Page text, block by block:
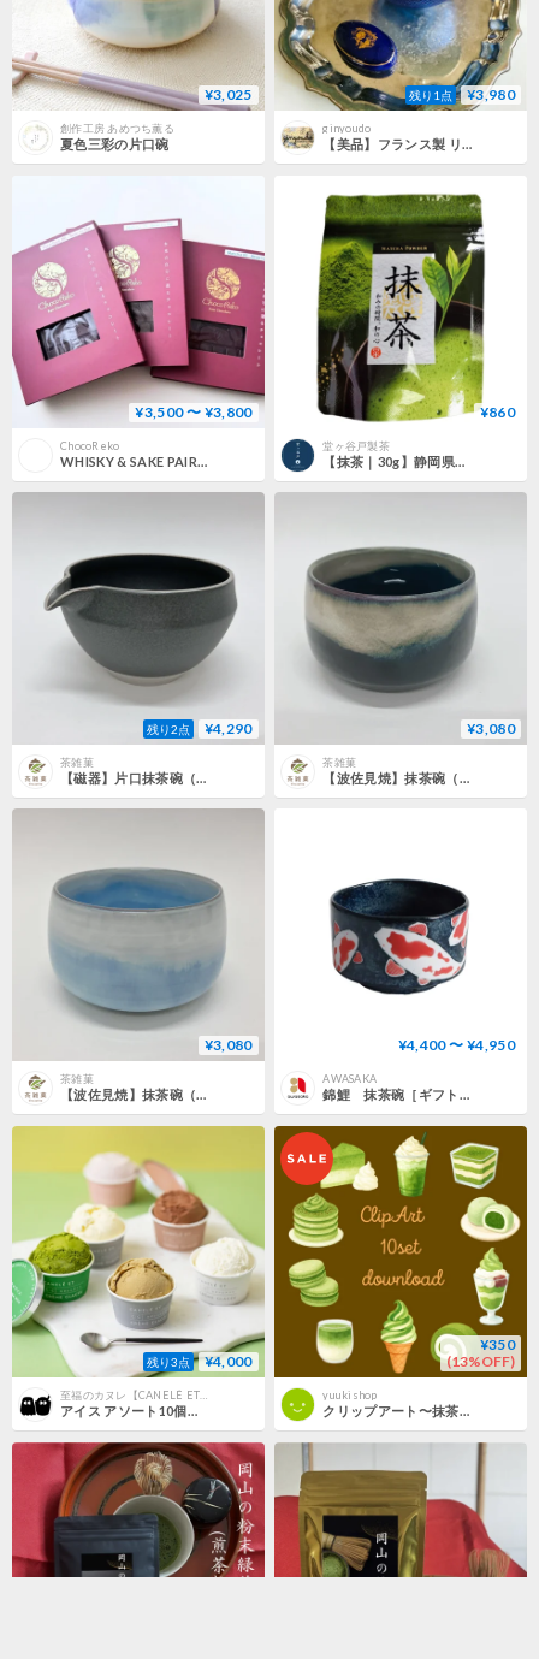
¥3,025
創作工房 あめつち薫る
夏色三彩の片口碗
残り1点 ¥3,980
ginyoudo
【美品】フランス製 リモージュ 小物入れ/ピルケース/見立て薄器 リモージュオーバルボックス
¥3,500 〜 ¥3,800
ChocoReko
¥860
堂ヶ谷戸製茶
【抹茶｜30g】静岡県産 2026年
残り2点 ¥4,290
茶雑菓
【磁器】片口抹茶碗（ブラック）〜モダンに愉しむ漆黒の佇まい〜
¥3,080
茶雑菓
【波佐見焼】抹茶碗（宵）〜夜空に広がる神秘的な輝き〜
¥3,080
茶雑菓
【波佐見焼】抹茶碗（白銀）〜澄み渡る白銀の世界を模して〜
¥4,400 〜 ¥4,950
AWASAKA
錦鯉 抹茶碗［ギフト］
残り3点 ¥4,000
至福のカヌレ【CANELÉ ET CRÈME GLACÉE カヌレとアイス】
アイス アソート10個（カジュアルBOX）
¥350
(13%OFF)
yuukishop
クリップアート〜抹茶シリーズ〜